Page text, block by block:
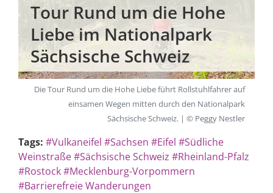
Tour Rund um die Hohe
Liebe im Nationalpark
Sächsische Schweiz
Die Tour Rund um die Hohe Liebe führt Rollstuhlfahrer auf
einsamen Wegen mitten durch den Nationalpark
Sächsische Schweiz. | © Peggy Nestler
Tags: #Vulkaneifel #Sachsen #Eifel #Südliche
Weinstraße#Sächsische Schweiz #Rheinland-Pfalz
#Rostock#Mecklenburg-Vorpommern
#Barrierefreie Wanderungen